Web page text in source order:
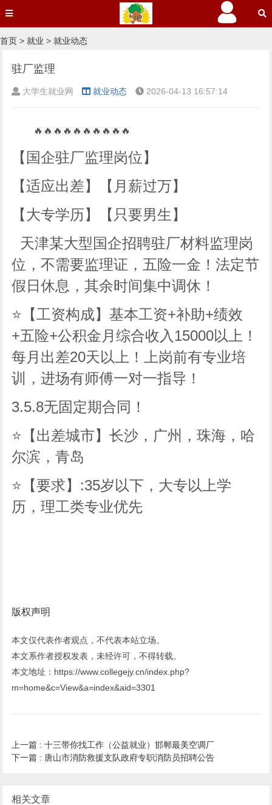
首页 > 就业 > 就业动态
驻厂监理
大学生就业网 就业动态 2026-04-13 16:57:14
🔥🔥🔥🔥🔥🔥🔥🔥🔥🔥
【国企驻厂监理岗位】
【适应出差】【月薪过万】
【大专学历】【只要男生】
天津某大型国企招聘驻厂材料监理岗
位，不需要监理证，五险一金！法定节
假日休息，其余时间集中调休！
⭐【工资构成】基本工资+补助+绩效
+五险+公积金月综合收入15000以上！
每月出差20天以上！上岗前有专业培
训，进场有师傅一对一指导！
3.5.8无固定期合同！
⭐【出差城市】长沙，广州，珠海，哈
尔滨，青岛
⭐【要求】:35岁以下，大专以上学
历，理工类专业优先
版权声明
本文仅代表作者观点，不代表本站立场。
本文系作者授权发表，未经许可，不得转载。
本文地址：https://www.collegejy.cn/index.php?
m=home&c=View&a=index&aid=3301
上一篇 : 十三带你找工作（公益就业）邯郸最美空调厂
下一篇 : 唐山市消防救援支队政府专职消防员招聘公告
相关文章